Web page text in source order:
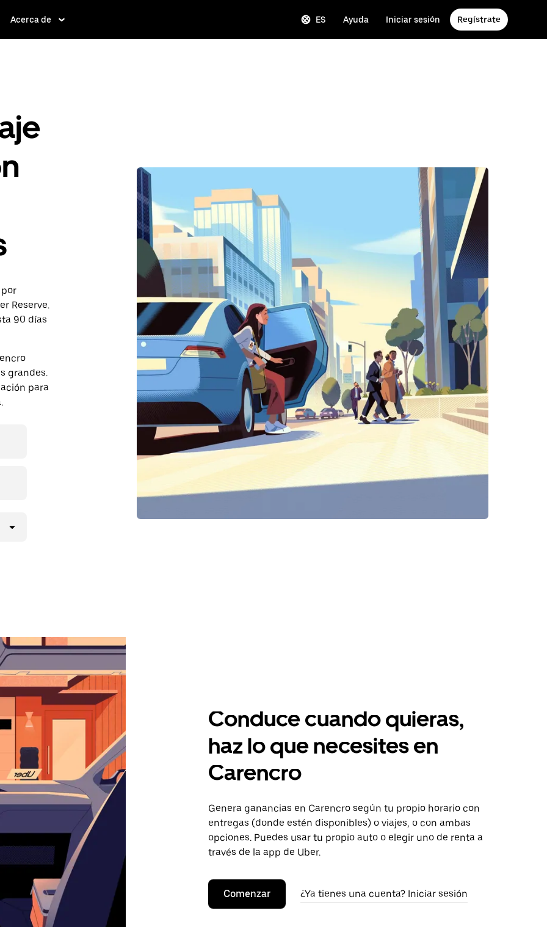
Acerca de ES Ayuda Iniciar sesión Regístrate
Reserve.
90 días
grandes.
para
Conduce cuando quieras,
haz lo que necesites en
Carencro
Genera ganancias en Carencro según tu propio horario con
entregas (donde estén disponibles) o viajes, o con ambas
opciones. Puedes usar tu propio auto o elegir uno de renta a
través de la app de Uber.
Comenzar ¿Ya tienes una cuenta? Iniciar sesión